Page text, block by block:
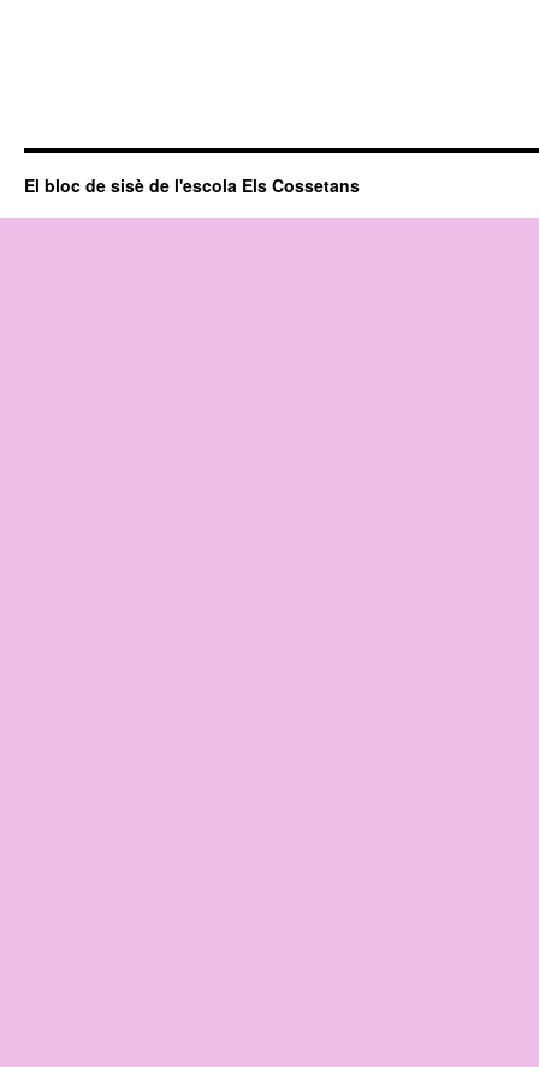
El bloc de sisè de l'escola Els Cossetans